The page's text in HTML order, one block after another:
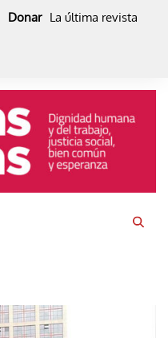
Donar La última revista